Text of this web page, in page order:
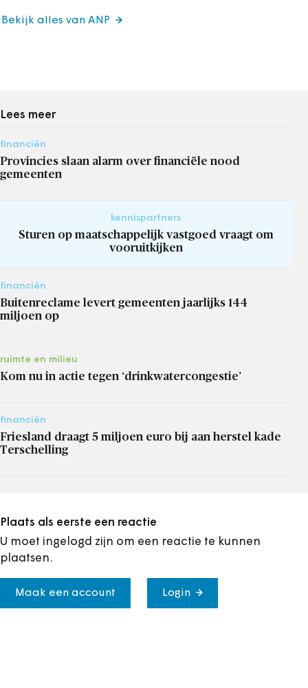
Bekijk alles van ANP
Lees meer
financiën
Provincies slaan alarm over financiële nood
gemeenten
kennispartners
Sturen op maatschappelijk vastgoed vraagt om
vooruitkijken
financiën
Buitenreclame levert gemeenten jaarlijks 144
miljoen op
ruimte en milieu
Kom nu in actie tegen ‘drinkwatercongestie’
financiën
Friesland draagt 5 miljoen euro bij aan herstel kade
Terschelling
Plaats als eerste een reactie
U moet ingelogd zijn om een reactie te kunnen
plaatsen.
Maak een account Login